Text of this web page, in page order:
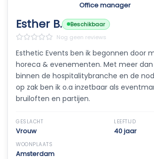
Office manager
Esther B.
Beschikbaar
Nog geen reviews
Esthetic Events ben ik begonnen door
horeca & evenementen. Met meer dan
binnen de hospitalitybranche en de
op zak ben ik o.a inzetbaar als
bruiloften en partijen.
GESLACHT
Vrouw
LEEFTIJD
40 jaar
WOONPLAATS
Amsterdam